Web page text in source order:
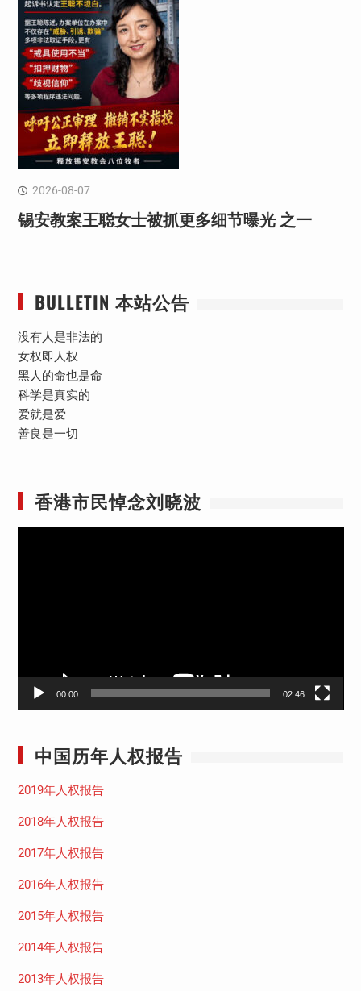
2026-08-07
锡安教案王聪女士被抓更多细节曝光 之一
BULLETIN 本站公告
没有人是非法的
女权即人权
黑人的命也是命
科学是真实的
爱就是爱
善良是一切
香港市民悼念刘晓波
00:00 02:46
中国历年人权报告
2019年人权报告
2018年人权报告
2017年人权报告
2016年人权报告
2015年人权报告
2014年人权报告
2013年人权报告